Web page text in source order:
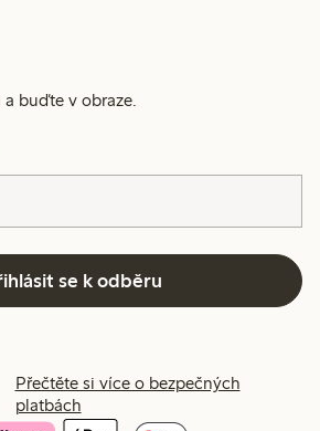
a buďte v obraze.
se k odběru
Přečtěte si více o bezpečných
platbách